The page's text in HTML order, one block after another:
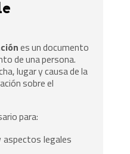
es un documento
de una persona.
lugar y causa de la
sobre el
para:
aspectos legales